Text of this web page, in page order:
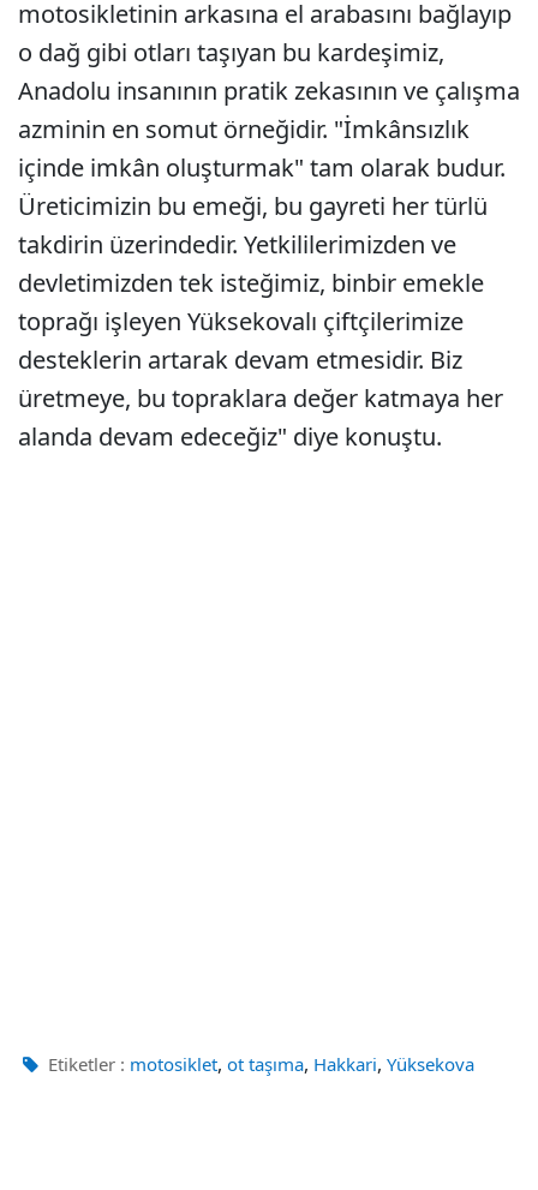
motosikletinin arkasına el arabasını bağlayıp
o dağ gibi otları taşıyan bu kardeşimiz,
Anadolu insanının pratik zekasının ve çalışma
azminin en somut örneğidir. "İmkânsızlık
içinde imkân oluşturmak" tam olarak budur.
Üreticimizin bu emeği, bu gayreti her türlü
takdirin üzerindedir. Yetkililerimizden ve
devletimizden tek isteğimiz, binbir emekle
toprağı işleyen Yüksekovalı çiftçilerimize
desteklerin artarak devam etmesidir. Biz
üretmeye, bu topraklara değer katmaya her
alanda devam edeceğiz" diye konuştu.
Etiketler : motosiklet, ot taşıma, Hakkari, Yüksekova